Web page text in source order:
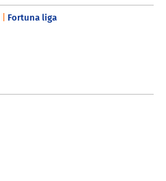
Fortuna liga